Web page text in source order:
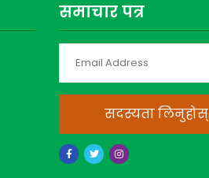
समाचार पत्र
सदस्यता लिनुहोस्